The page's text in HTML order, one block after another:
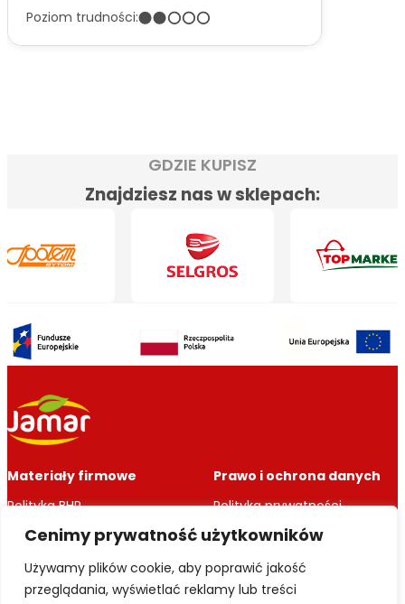
Cenimy prywatność użytkowników
Używamy plików cookie, aby poprawić jakość
przeglądania, wyświetlać reklamy lub treści
Poziom trudności:
GDZIE KUPISZ
Znajdziesz nas w sklepach:
Materiały firmowe
Polityka BHP
Zmiana statusu
przedsiębiorstwa
Naruszenia
Prawo i ochrona danych
Polityka prywatności
Polityka cookie
RODO